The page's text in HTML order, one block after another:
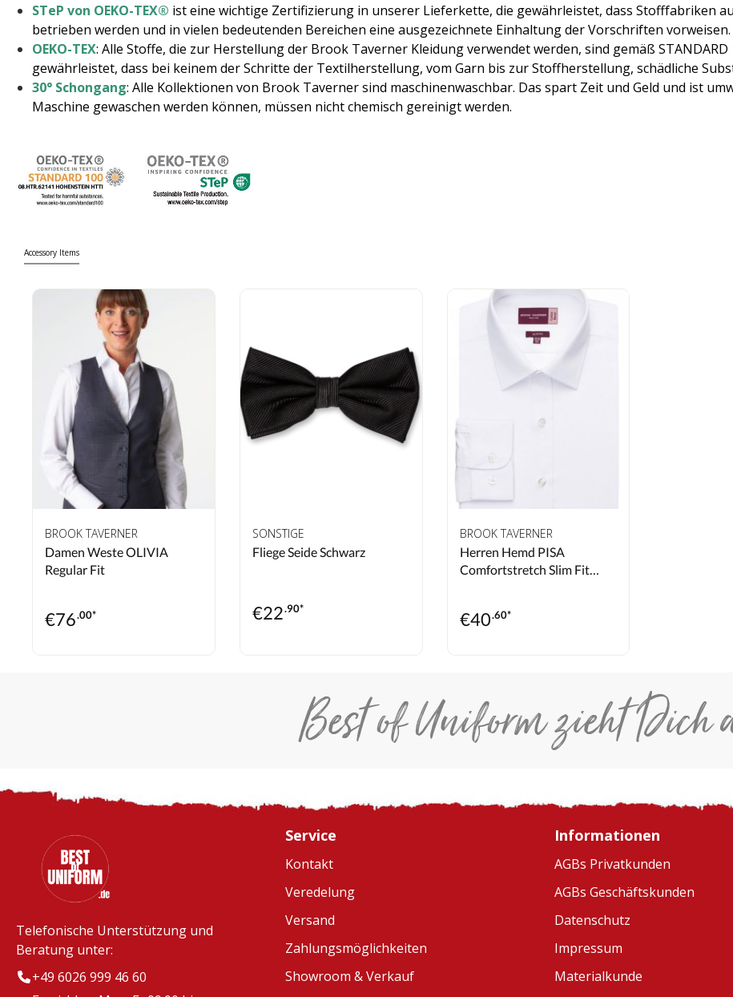
STeP von OEKO-TEX® ist eine wichtige Zertifizierung in unserer Lieferkette, die gewährleistet, dass Stofffabriken
betrieben werden und in vielen bedeutenden Bereichen eine ausgezeichnete Einhaltung der Vorschriften vorweisen.
OEKO-TEX: Alle Stoffe, die zur Herstellung der Brook Taverner Kleidung verwendet werden, sind gemäß
gewährleistet, dass bei keinem der Schritte der Textilherstellung, vom Garn bis zur Stoffherstellung, schädliche
30° Schongang: Alle Kollektionen von Brook Taverner sind maschinenwaschbar. Das spart Zeit und Geld und ist
Maschine gewaschen werden können, müssen nicht chemisch gereinigt werden.
Accessory Items
BROOK TAVERNER
Damen Weste OLIVIA
Regular Fit
€76.00*
SONSTIGE
Fliege Seide Schwarz
€22.90*
BROOK TAVERNER
Herren Hemd PISA
Comfortstretch Slim Fit
€40.60*
Best of Uniform zieht
Telefonische Unterstützung und
Beratung unter:
+49 6026 999 46 60
Service
Kontakt
Veredelung
Versand
Zahlungsmöglichkeiten
Showroom & Verkauf
Informationen
AGBs Privatkunden
AGBs Geschäftskunden
Datenschutz
Impressum
Materialkunde